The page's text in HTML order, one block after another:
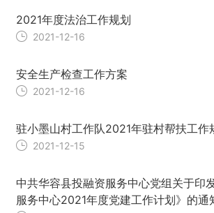
2021年度法治工作规划
2021-12-16
安全生产检查工作方案
2021-12-16
驻小墨山村工作队2021年驻村帮扶工作
2021-12-15
中共华容县投融资服务中心党组关于印
服务中心2021年度党建工作计划》的通